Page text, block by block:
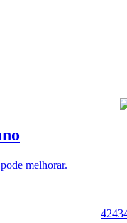
melhorar.
4243